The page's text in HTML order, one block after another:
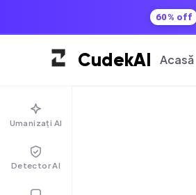
60% off
CudekAI Acasă
Umanizați AI
Detector AI